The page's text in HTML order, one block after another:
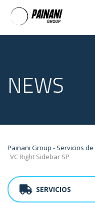
NEWS
Painani Group - Servicios de
VC Right Sidebar SP
SERVICIOS